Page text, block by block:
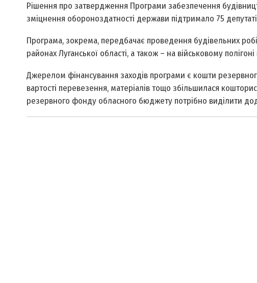
Рішення про затвердження Програми забезпечення
зміцнення обороноздатності держави підтримало 75
Програма, зокрема, передбачає проведення будівельних
районах Луганської області, а також – на військовому
Джерелом фінансування заходів програми є кошти
вартості перевезення, матеріалів тощо збільшилася
резервного фонду обласного бюджету потрібно виділити